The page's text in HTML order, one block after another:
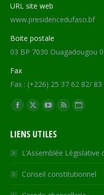
URL site web
www.presidencedufaso.bf
Boite postale
03 BP 7030 Ouagadougou
Fax
Fax : (+226) 25 37 62 82/ 83
Trouvez nous sur :
Facebook
opens
in
new
window
X
opens
in
new
window
YouTube
opens
in
new
window
RSS
in
new
window
Site
opens
in
new
LIENS UTILES
L’Assemblée Législative
Conseil constitutionnel